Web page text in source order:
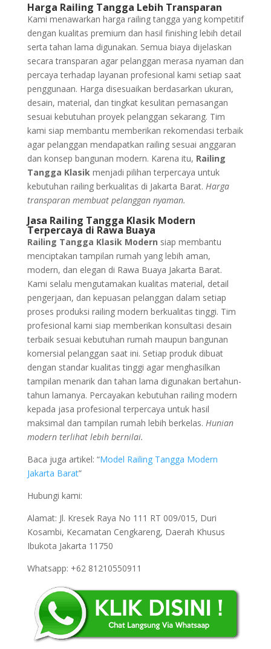
Harga Railing Tangga Lebih Transparan
Kami menawarkan harga railing tangga yang kompetitif
dengan kualitas premium dan hasil finishing lebih detail
serta tahan lama digunakan. Semua biaya dijelaskan
secara transparan agar pelanggan merasa nyaman dan
percaya terhadap layanan profesional kami setiap saat
penggunaan. Harga disesuaikan berdasarkan ukuran,
desain, material, dan tingkat kesulitan pemasangan
sesuai kebutuhan proyek pelanggan sekarang. Tim
kami siap membantu memberikan rekomendasi terbaik
agar pelanggan mendapatkan railing sesuai anggaran
dan konsep bangunan modern. Karena itu, Railing
Tangga Klasikmenjadi pilihan terpercaya untuk
kebutuhan railing berkualitas di Jakarta Barat. Harga
transparan membuat pelanggan nyaman.
Jasa Railing Tangga Klasik Modern
Terpercaya di Rawa Buaya
Railing Tangga Klasik Modern siap membantu
menciptakan tampilan rumah yang lebih aman,
modern, dan elegan di Rawa Buaya Jakarta Barat.
Kami selalu mengutamakan kualitas material, detail
pengerjaan, dan kepuasan pelanggan dalam setiap
proses produksi railing modern berkualitas tinggi. Tim
profesional kami siap memberikan konsultasi desain
terbaik sesuai kebutuhan rumah maupun bangunan
komersial pelanggan saat ini. Setiap produk dibuat
dengan standar kualitas tinggi agar menghasilkan
tampilan menarik dan tahan lama digunakan bertahun-
tahun lamanya. Percayakan kebutuhan railing modern
kepada jasa profesional terpercaya untuk hasil
maksimal dan tampilan rumah lebih berkelas. Hunian
modern terlihat lebih bernilai.
Baca juga artikel: “Model Railing Tangga Modern
Jakarta Barat”
Hubungi kami:
Alamat: Jl. Kresek Raya No 111 RT 009/015, Duri
Kosambi, Kecamatan Cengkareng, Daerah Khusus
Ibukota Jakarta 11750
Whatsapp: +62 81210550911